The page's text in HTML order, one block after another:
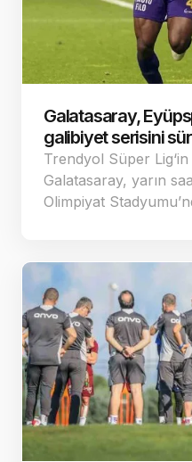
Galatasaray,
galibiyet serisini
Trendyol Süper Lig‘in
Galatasaray, yarın
Olimpiyat